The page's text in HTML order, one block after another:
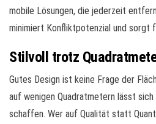
mobile Lösungen, die jederzeit
minimiert Konfliktpotenzial und sorgt
Stilvoll trotz
Gutes Design ist keine Frage der
auf wenigen Quadratmetern lässt
schaffen. Wer auf Qualität statt